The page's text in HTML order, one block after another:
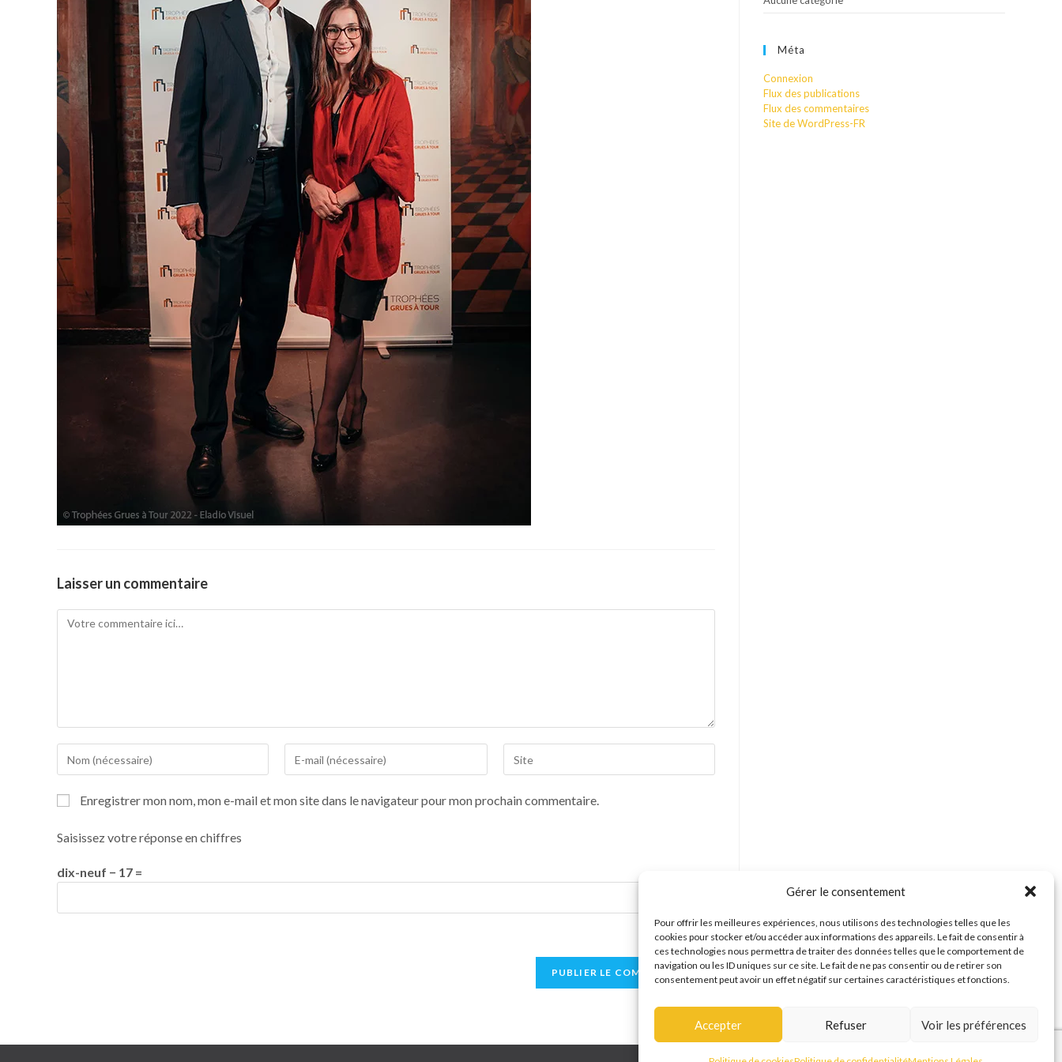
Gérer le consentement
Pour offrir les meilleures expériences, nous utilisons des technologies telles que les
cookies pour stocker et/ou accéder aux informations des appareils. Le fait de consentir à
ces technologies nous permettra de traiter des données telles que le comportement de
navigation ou les ID uniques sur ce site. Le fait de ne pas consentir ou de retirer son
consentement peut avoir un effet négatif sur certaines caractéristiques et fonctions.
Accepter Refuser Voir les préférences
Laisser un commentaire
Enregistrer mon nom, mon e-mail et mon site dans le navigateur pour mon prochain commentaire.
Saisissez votre réponse en chiffres
dix-neuf − 17 =
Méta
Connexion
Flux des publications
Flux des commentaires
Site de WordPress-FR